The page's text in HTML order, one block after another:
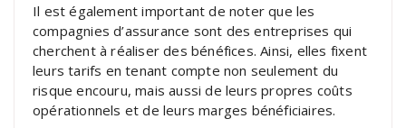
Il est également important de noter que les
compagnies d’assurance sont des entreprises qui
cherchent à réaliser des bénéfices. Ainsi, elles fixent
leurs tarifs en tenant compte non seulement du
risque encouru, mais aussi de leurs propres coûts
opérationnels et de leurs marges bénéficiaires.